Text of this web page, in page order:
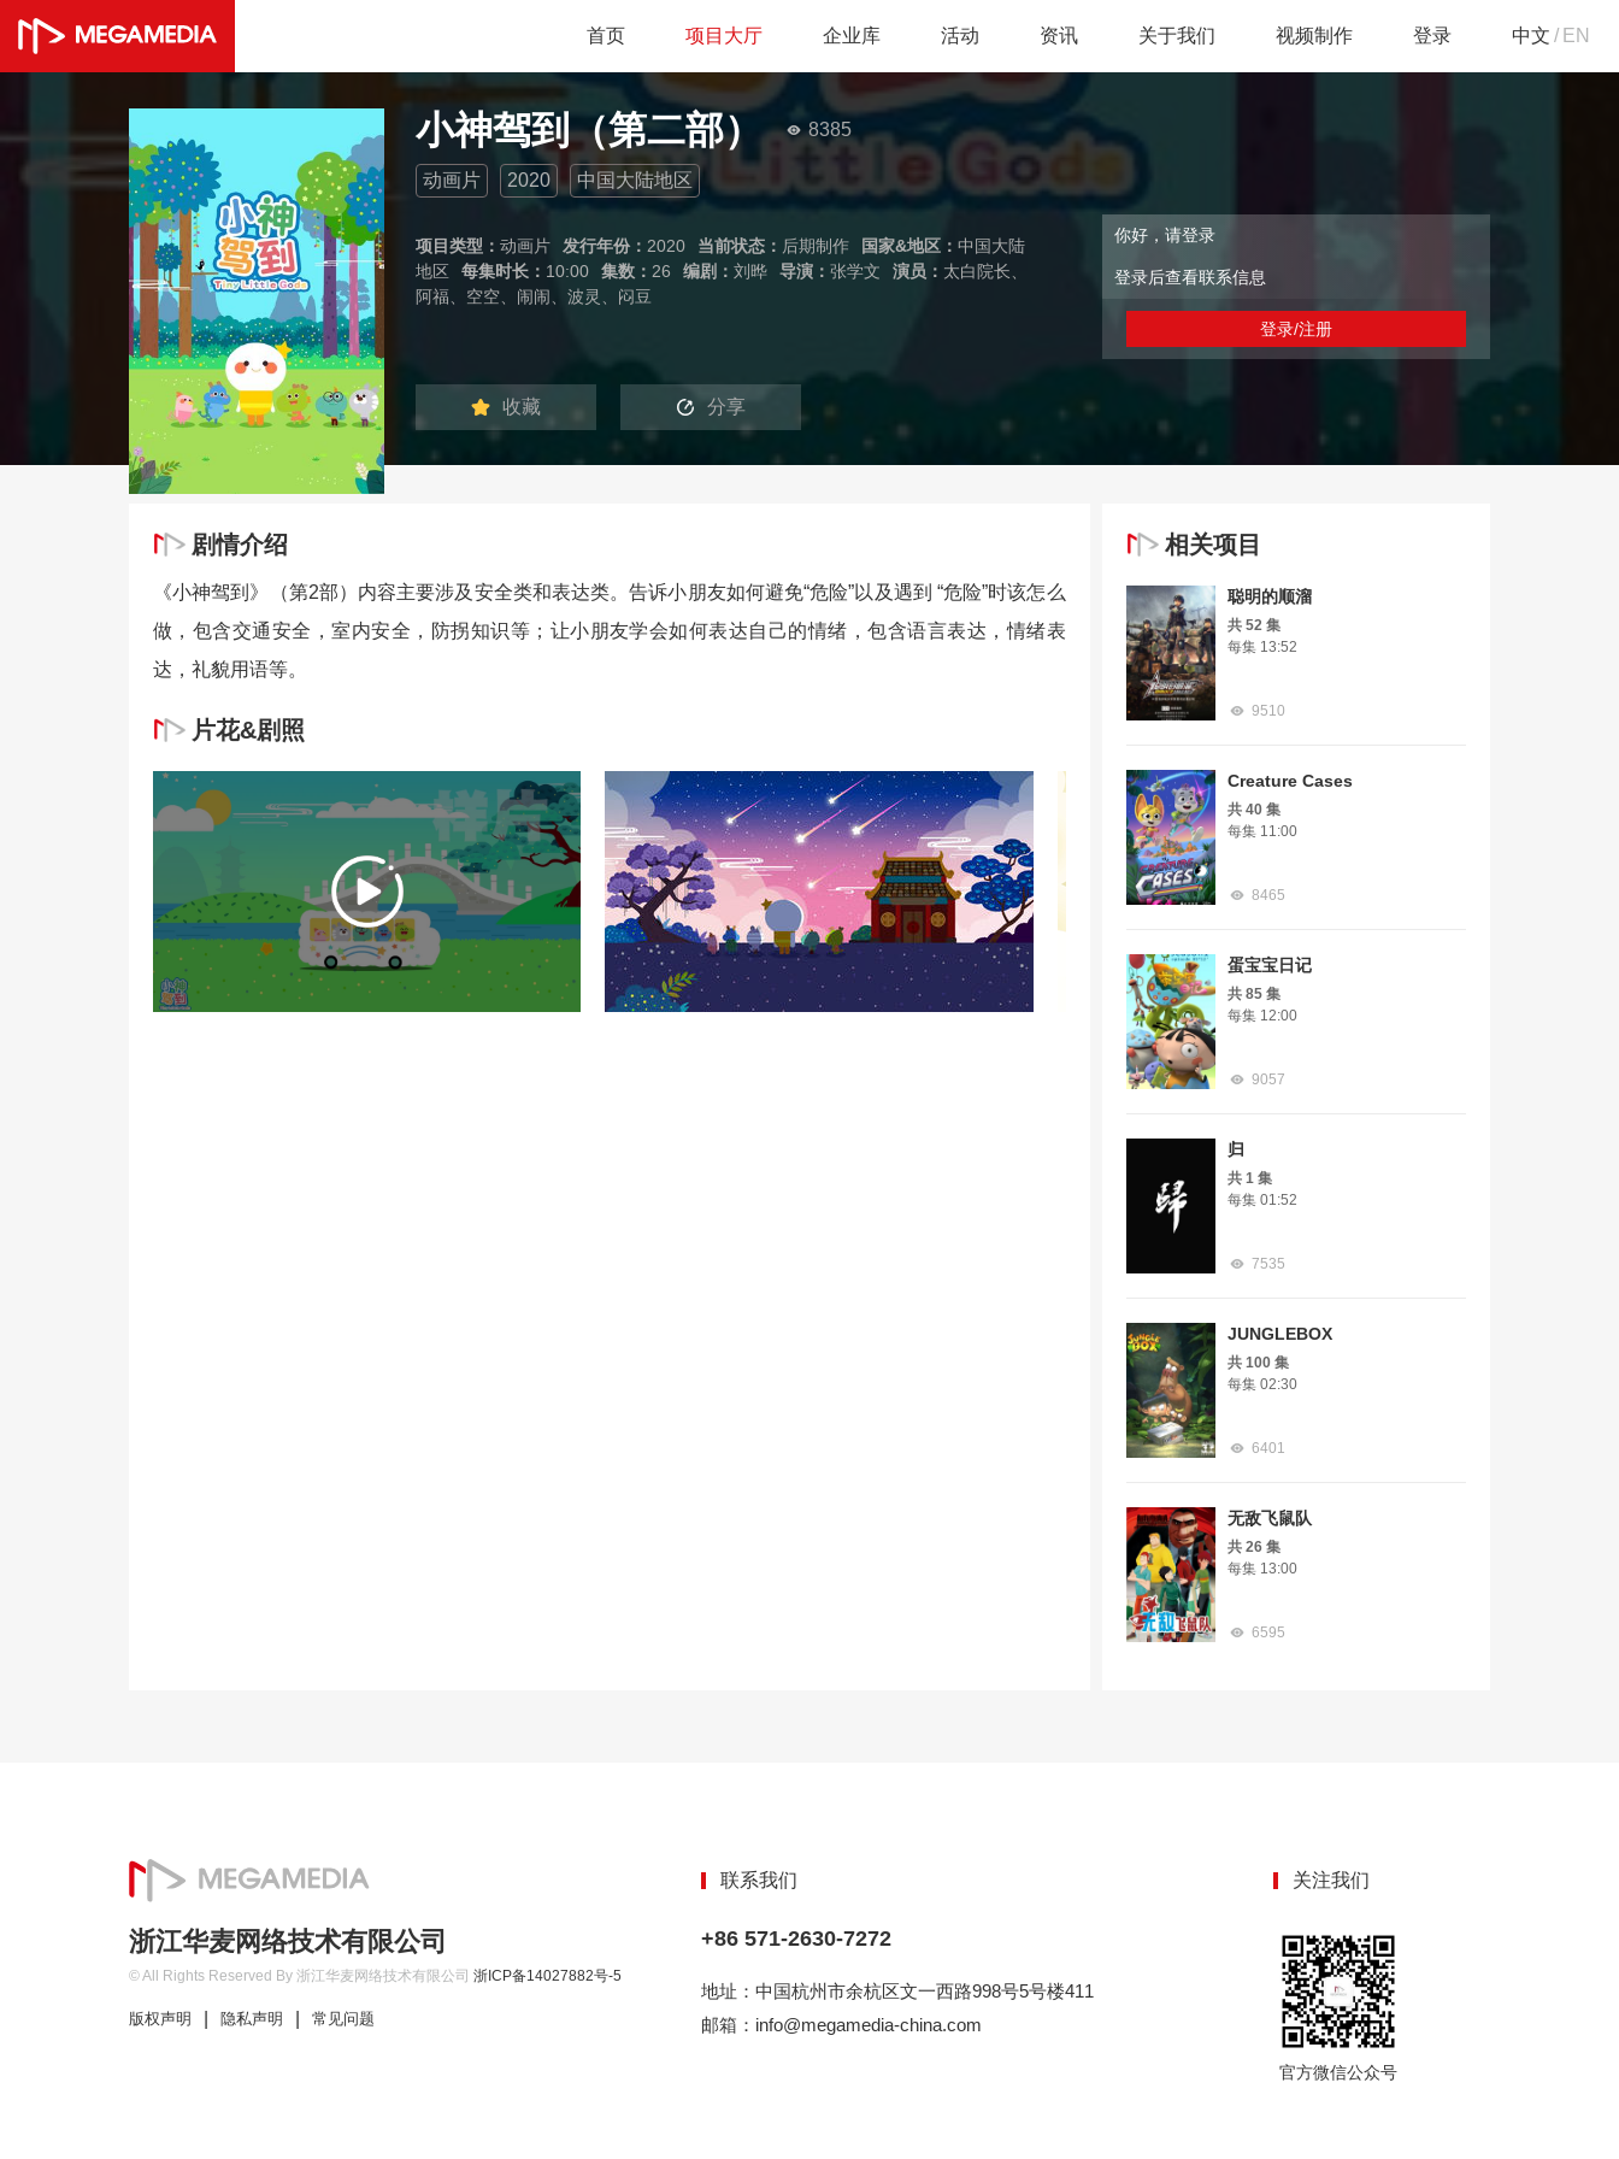
首页 项目大厅 企业库 活动 资讯 关于我们 视频制作 登录 中文 / EN
小神驾到（第二部） 8385
动画片 2020 中国大陆地区
项目类型： 动画片 发行年份： 2020 当前状态： 后期制作 国家&地区： 中国大陆
地区
每集时长： 10:00 集数： 26 编剧： 刘晔 导演： 张学文 演员： 太白院长、
阿福、空空、闹闹、波灵、闷豆
收藏 分享
你好，请登录
登录后查看联系信息
登录/注册
剧情介绍
《小神驾到》（第2部）内容主要涉及安全类和表达类。告诉小朋友如何避免“危险”以及遇到 “危险”时该怎么
做，包含交通安全，室内安全，防拐知识等；让小朋友学会如何表达自己的情绪，包含语言表达，情绪表
达，礼貌用语等。
片花&剧照
相关项目
聪明的顺溜
共 52 集
每集 13:52
9510
Creature Cases
共 40 集
每集 11:00
8465
蛋宝宝日记
共 85 集
每集 12:00
9057
归
共 1 集
每集 01:52
7535
JUNGLEBOX
共 100 集
每集 02:30
6401
无敌飞鼠队
共 26 集
每集 13:00
6595
浙江华麦网络技术有限公司
© All Rights Reserved By 浙江华麦网络技术有限公司 浙ICP备14027882号-5
版权声明 隐私声明 常见问题
联系我们
+86 571-2630-7272
地址：中国杭州市余杭区文一西路998号5号楼411
邮箱：info@megamedia-china.com
关注我们
官方微信公众号